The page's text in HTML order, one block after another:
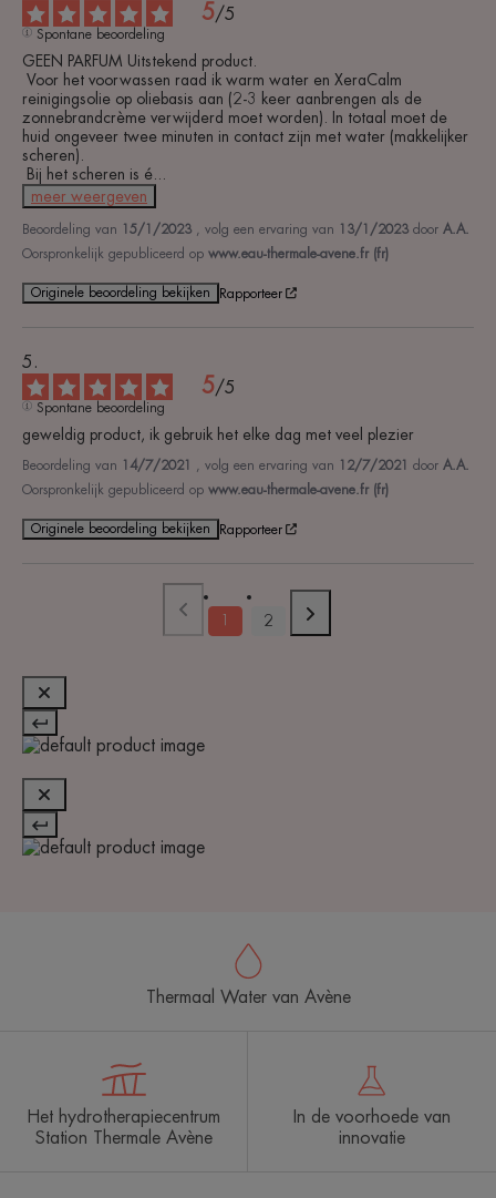
5/5
Spontane beoordeling
GEEN PARFUM Uitstekend product.
reinigingsolie op oliebasis aan (2-3 keer aanbrengen als de
zonnebrandcrème verwijderd moet worden). In totaal moet de
huid ongeveer twee minuten in contact zijn met water (makkelijker
scheren).
Bij het scheren is é
meer weergeven
Beoordeling van 15/1/2023 , volg een ervaring van 13/1/2023 door A.A.
Oorspronkelijk gepubliceerd op www.eau-thermale-avene.fr (fr)
Originele beoordeling bekijken Rapporteer
5/5
Spontane beoordeling
geweldig product, ik gebruik het elke dag met veel plezier
Beoordeling van 14/7/2021 , volg een ervaring van 12/7/2021 door A.A.
Oorspronkelijk gepubliceerd op www.eau-thermale-avene.fr (fr)
Originele beoordeling bekijken Rapporteer
2
Thermaal Water van Avène
Het hydrotherapiecentrum
Station Thermale Avène
In de voorhoede van
innovatie